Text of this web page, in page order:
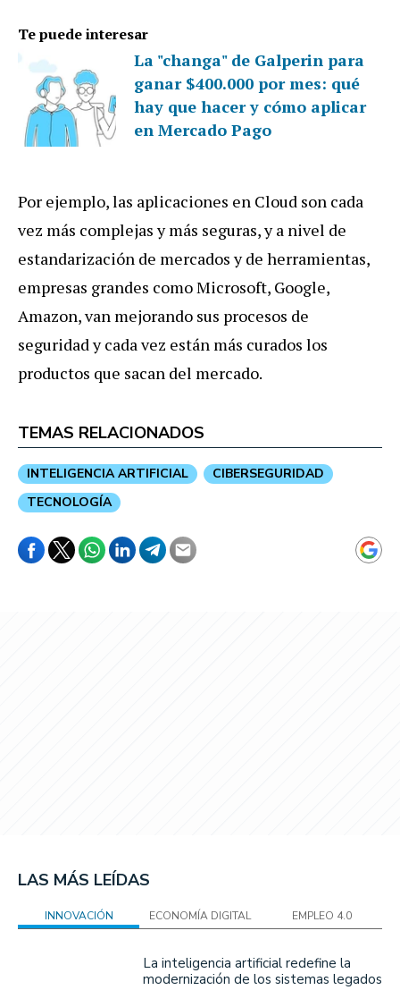
Te puede interesar
La "changa" de Galperin para
ganar $400.000 por mes: qué
hay que hacer y cómo aplicar
en Mercado Pago
Por ejemplo, las aplicaciones en Cloud son cada
vez más complejas y más seguras, y a nivel de
estandarización de mercados y de herramientas,
empresas grandes como Microsoft, Google,
Amazon, van mejorando sus procesos de
seguridad y cada vez están más curados los
productos que sacan del mercado.
TEMAS RELACIONADOS
INTELIGENCIA ARTIFICIAL
CIBERSEGURIDAD
TECNOLOGÍA
LAS MÁS LEÍDAS
INNOVACIÓN ECONOMÍA DIGITAL EMPLEO 4.0
La inteligencia artificial redefine la
modernización de los sistemas legados